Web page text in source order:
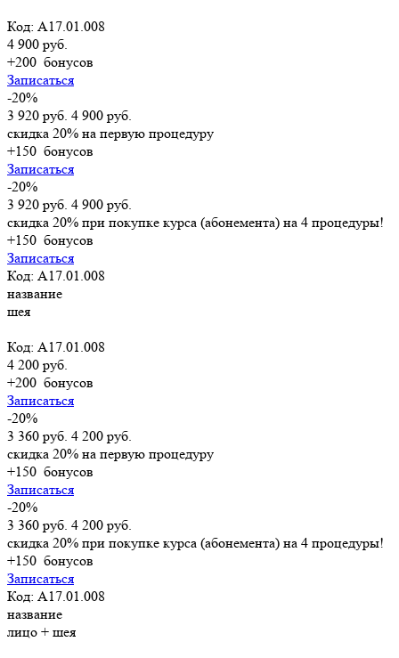
Код: А17.01.008
4 900 руб.
+200 бонусов
Записаться
-20%
3 920 руб. 4 900 руб.
скидка 20% на первую процедуру
+150 бонусов
Записаться
-20%
3 920 руб. 4 900 руб.
скидка 20% при покупке курса (абонемента) на 4 процедуры!
+150 бонусов
Записаться
Код: А17.01.008
название
шея
Код: А17.01.008
4 200 руб.
+200 бонусов
Записаться
-20%
3 360 руб. 4 200 руб.
скидка 20% на первую процедуру
+150 бонусов
Записаться
-20%
3 360 руб. 4 200 руб.
скидка 20% при покупке курса (абонемента) на 4 процедуры!
+150 бонусов
Записаться
Код: А17.01.008
название
лицо + шея